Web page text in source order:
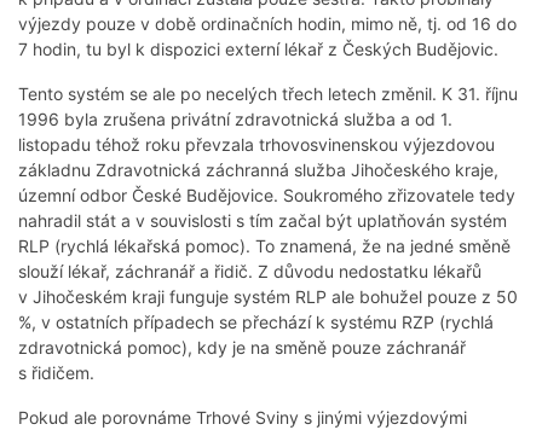
výjezdy pouze v době ordinačních hodin, mimo ně, tj. od 16 do
7 hodin, tu byl k dispozici externí lékař z Českých Budějovic.
Tento systém se ale po necelých třech letech změnil. K 31. říjnu
1996 byla zrušena privátní zdravotnická služba a od 1.
listopadu téhož roku převzala trhovosvinenskou výjezdovou
základnu Zdravotnická záchranná služba Jihočeského kraje,
územní odbor České Budějovice. Soukromého zřizovatele tedy
nahradil stát a v souvislosti s tím začal být uplatňován systém
RLP (rychlá lékařská pomoc). To znamená, že na jedné směně
slouží lékař, záchranář a řidič. Z důvodu nedostatku lékařů
v Jihočeském kraji funguje systém RLP ale bohužel pouze z 50
%, v ostatních případech se přechází k systému RZP (rychlá
zdravotnická pomoc), kdy je na směně pouze záchranář
s řidičem.
Pokud ale porovnáme Trhové Sviny s jinými výjezdovými